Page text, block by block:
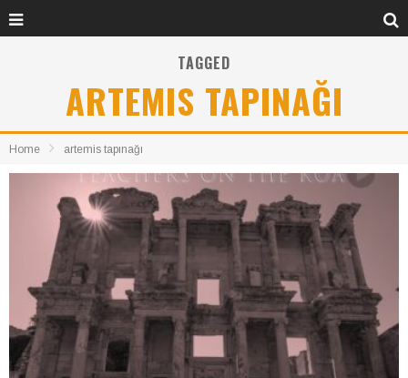
TAGGED
ARTEMIS TAPINAĞI
Home artemis tapınağı